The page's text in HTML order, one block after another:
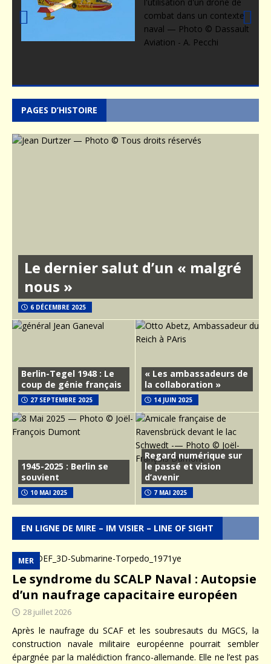
Nex
PAGES D’HISTOIRE
Le dernier salut d’un « malgré
nous »
6 DÉCEMBRE 2025
Berlin-Tegel 1948 : Le
coup de génie français
27 SEPTEMBRE 2025
« Les ambassadeurs de
la collaboration »
14 JUIN 2025
1945-2025 : Berlin se
souvient
10 MAI 2025
Regard numérique sur
le passé et vision
d’avenir
7 MAI 2025
EN LIGNE DE MIRE – IM VISIER – LINE OF SIGHT
Le syndrome du SCALP Naval : Autopsie
d’un naufrage capacitaire européen
MER
28 juillet 2026
Après le naufrage du SCAF et les soubresauts du MGCS, la
construction navale militaire européenne pourrait sembler
épargnée par la malédiction franco-allemande. Elle ne l’est pas